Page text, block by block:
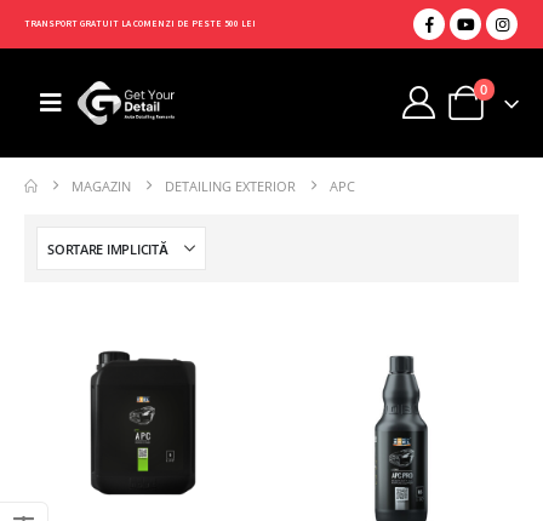
TRANSPORT GRATUIT LA COMENZI DE PESTE 500 LEI
0
MAGAZIN DETAILING EXTERIOR APC